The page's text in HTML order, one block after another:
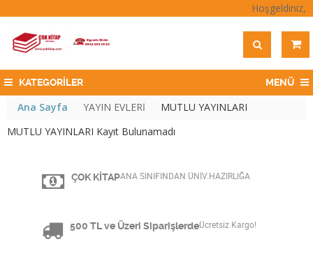
Hoşgeldiniz,
KATEGORİLER MENÜ
Ana Sayfa YAYIN EVLERİ
MUTLU YAYINLARI
MUTLU YAYINLARI Kayıt Bulunamadı
ÇOK KİTAPANA SINIFINDAN ÜNİV.HAZIRLIĞA
500 TL ve Üzeri SiparişlerdeÜcretsiz Kargo!